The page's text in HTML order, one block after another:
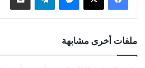
ملفات أخرى مشابهة